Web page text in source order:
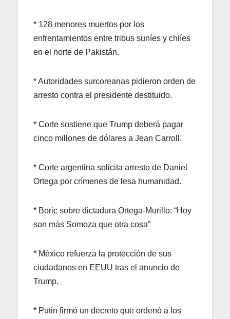
* 128 menores muertos por los
enfrentamientos entre tribus suníes y chiíes
en el norte de Pakistán.
* Autoridades surcoreanas pidieron orden de
arresto contra el presidente destituido.
* Corte sostiene que Trump deberá pagar
cinco millones de dólares a Jean Carroll.
* Corte argentina solicita arresto de Daniel
Ortega por crímenes de lesa humanidad.
* Boric sobre dictadura Ortega-Murillo: “Hoy
son más Somoza que otra cosa”
* México refuerza la protección de sus
ciudadanos en EEUU tras el anuncio de
Trump.
* Putin firmó un decreto que ordenó a los